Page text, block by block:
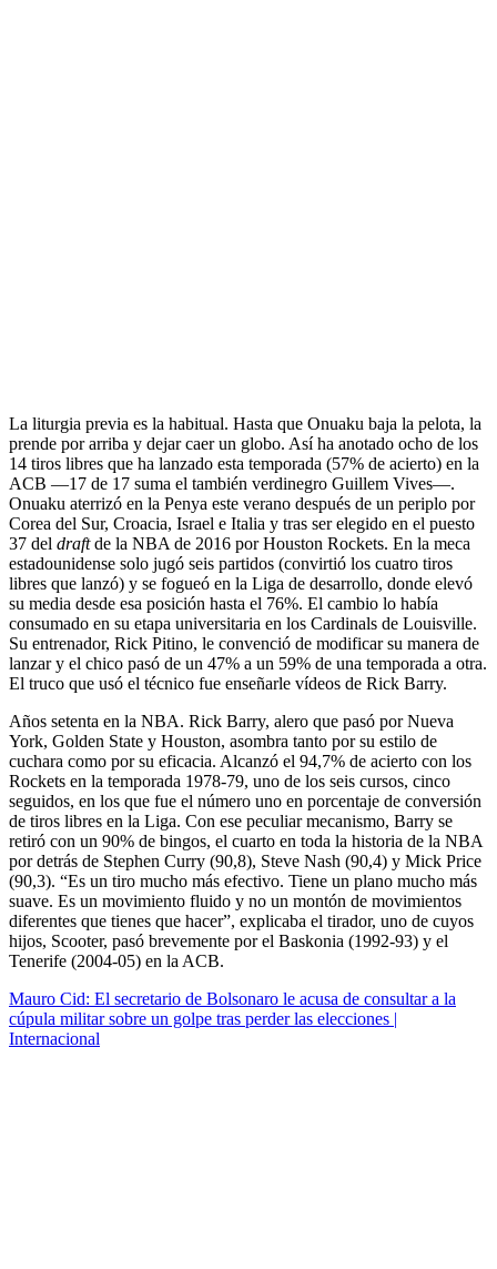
La liturgia previa es la habitual. Hasta que Onuaku baja la pelota, la
prende por arriba y dejar caer un globo. Así ha anotado ocho de los
14 tiros libres que ha lanzado esta temporada (57% de acierto) en la
ACB —17 de 17 suma el también verdinegro Guillem Vives—.
Onuaku aterrizó en la Penya este verano después de un periplo por
Corea del Sur, Croacia, Israel e Italia y tras ser elegido en el puesto
37 del draftde la NBA de 2016 por Houston Rockets. En la meca
estadounidense solo jugó seis partidos (convirtió los cuatro tiros
libres que lanzó) y se fogueó en la Liga de desarrollo, donde elevó
su media desde esa posición hasta el 76%. El cambio lo había
consumado en su etapa universitaria en los Cardinals de Louisville.
Su entrenador, Rick Pitino, le convenció de modificar su manera de
lanzar y el chico pasó de un 47% a un 59% de una temporada a otra.
El truco que usó el técnico fue enseñarle vídeos de Rick Barry.
Años setenta en la NBA. Rick Barry, alero que pasó por Nueva
York, Golden State y Houston, asombra tanto por su estilo de
cuchara como por su eficacia. Alcanzó el 94,7% de acierto con los
Rockets en la temporada 1978-79, uno de los seis cursos, cinco
seguidos, en los que fue el número uno en porcentaje de conversión
de tiros libres en la Liga. Con ese peculiar mecanismo, Barry se
retiró con un 90% de bingos, el cuarto en toda la historia de la NBA
por detrás de Stephen Curry (90,8), Steve Nash (90,4) y Mick Price
(90,3). “Es un tiro mucho más efectivo. Tiene un plano mucho más
suave. Es un movimiento fluido y no un montón de movimientos
diferentes que tienes que hacer”, explicaba el tirador, uno de cuyos
hijos, Scooter, pasó brevemente por el Baskonia (1992-93) y el
Tenerife (2004-05) en la ACB.
Mauro Cid: El secretario de Bolsonaro le acusa de consultar a la
cúpula militar sobre un golpe tras perder las elecciones |
Internacional